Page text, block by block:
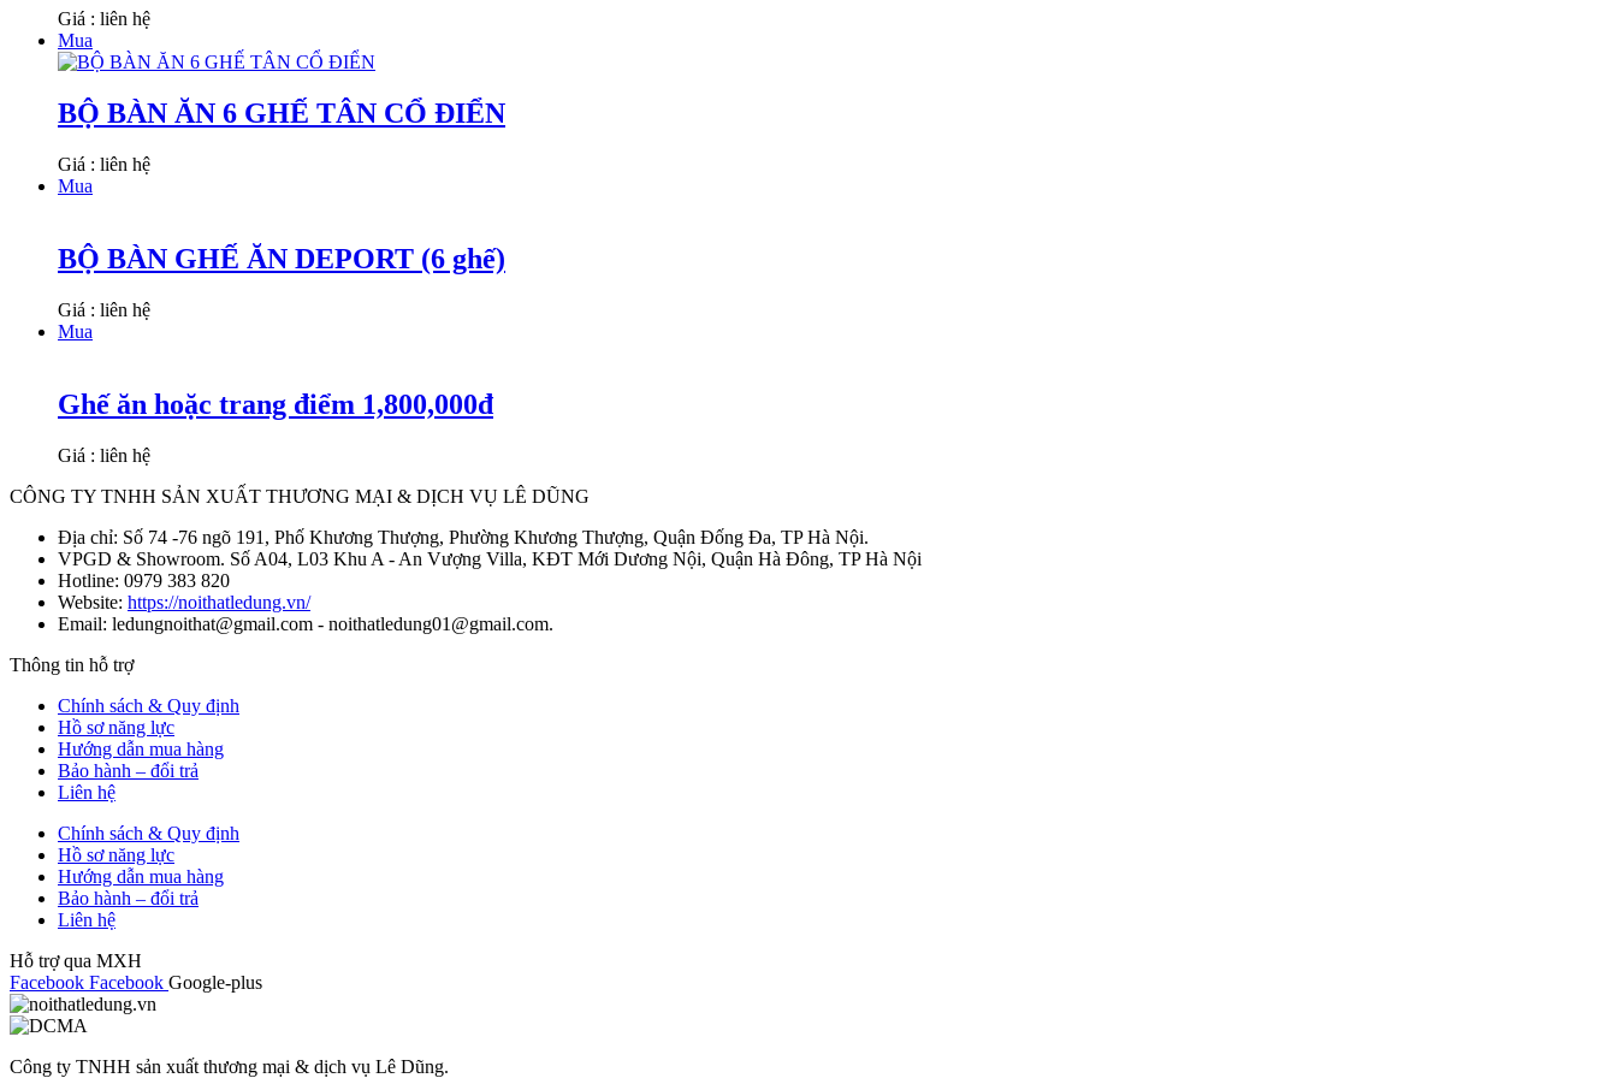
Giá : liên hệ
Mua
BỘ BÀN ĂN 6 GHẾ TÂN CỔ ĐIỂN
Giá : liên hệ
Mua
BỘ BÀN GHẾ ĂN DEPORT (6 ghế)
Giá : liên hệ
Mua
Ghế ăn hoặc trang điểm 1,800,000đ
Giá : liên hệ
CÔNG TY TNHH SẢN XUẤT THƯƠNG MẠI & DỊCH VỤ LÊ DŨNG
Địa chỉ: Số 74 -76 ngõ 191, Phố Khương Thượng, Phường Khương Thượng, Quận Đống Đa, TP Hà Nội.
VPGD & Showroom. Số A04, L03 Khu A - An Vượng Villa, KĐT Mới Dương Nội, Quận Hà Đông, TP Hà Nội
Hotline: 0979 383 820
Website: https://noithatledung.vn/
Email: ledungnoithat@gmail.com - noithatledung01@gmail.com.
Thông tin hỗ trợ
Chính sách & Quy định
Hồ sơ năng lực
Hướng dẫn mua hàng
Bảo hành – đổi trả
Liên hệ
Chính sách & Quy định
Hồ sơ năng lực
Hướng dẫn mua hàng
Bảo hành – đổi trả
Liên hệ
Hỗ trợ qua MXH
Facebook Facebook Google-plus
Công ty TNHH sản xuất thương mại & dịch vụ Lê Dũng.